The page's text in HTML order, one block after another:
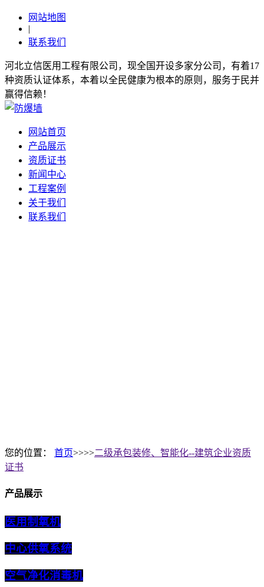
网站地图
|
联系我们
河北立信医用工程有限公司，现全国开设多家分公司，有着17
种资质认证体系，本着以全民健康为根本的原则，服务于民并
赢得信赖！
网站首页
产品展示
资质证书
新闻中心
工程案例
关于我们
联系我们
您的位置： 首页>>>>二级承包装修、智能化--建筑企业资质
证书
产品展示
医用制氧机
中心供氧系统
空气净化消毒机